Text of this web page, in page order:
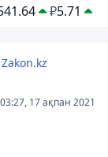
₽5.71
03:27, 17 ақпан 2021